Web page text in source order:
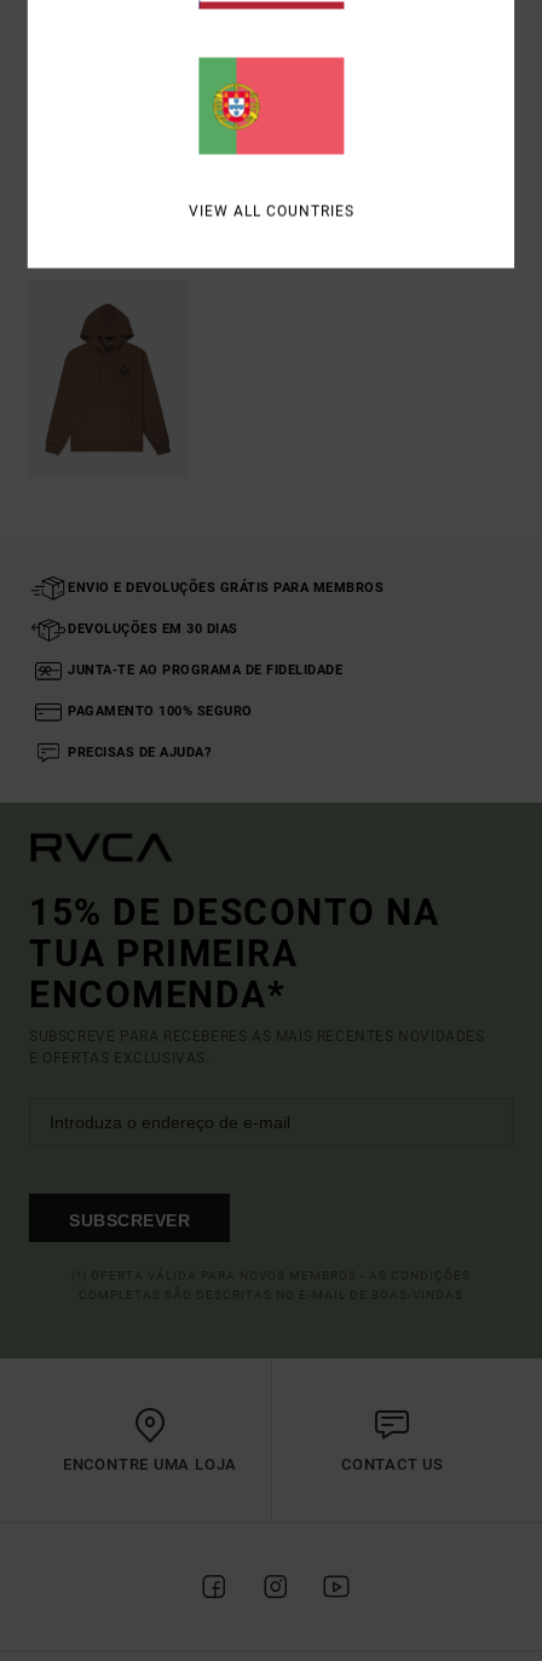
[Tecido principal] 75% algodão, 25% algodão
ENVIO E DEVOLUÇÕES GRÁTIS PARA MEMBROS
DEVOLUÇÕES EM 30 DIAS
JUNTA-TE AO PROGRAMA DE FIDELIDADE
PAGAMENTO 100% SEGURO
PRECISAS DE AJUDA?
15% DE DESCONTO NA
TUA PRIMEIRA
ENCOMENDA*
SUBSCREVE PARA RECEBERES AS MAIS RECENTES NOVIDADES
E OFERTAS EXCLUSIVAS.
SUBSCREVER
ENCONTRE UMA LOJA CONTACT US
VIEW ALL COUNTRIES